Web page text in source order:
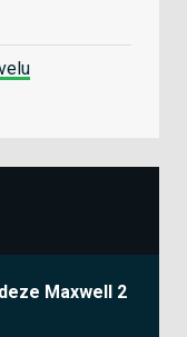
Maxwell 2